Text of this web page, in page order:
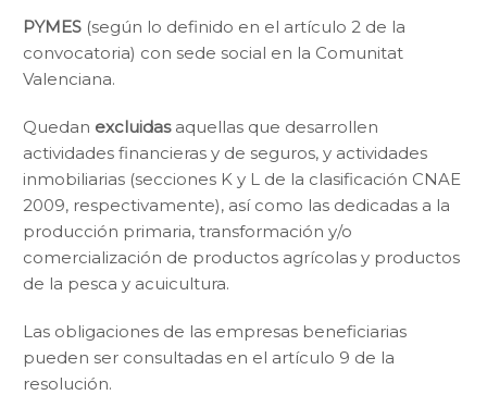
PYMES (según lo definido en el artículo 2 de la
convocatoria) con sede social en la Comunitat
Valenciana.
Quedan excluidasaquellas que desarrollen
actividades financieras y de seguros, y actividades
inmobiliarias (secciones K y L de la clasificación CNAE
2009, respectivamente), así como las dedicadas a la
producción primaria, transformación y/o
comercialización de productos agrícolas y productos
de la pesca y acuicultura.
Las obligaciones de las empresas beneficiarias
pueden ser consultadas en el artículo 9 de la
resolución.